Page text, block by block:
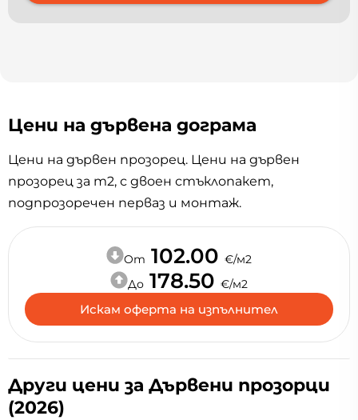
Цени на дървена дограма
Цени на дървен прозорец. Цени на дървен
прозорец за m2, с двоен стъклопакет,
подпрозоречен перваз и монтаж.
Oт 102.00€/м2
До 178.50 €/м2
Искам оферта на изпълнител
Други цени за Дървени прозорци
(2026)